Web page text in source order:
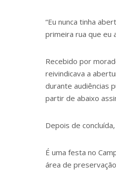
“Eu nunca tinha
primeira rua que eu
Recebido por
reivindicava a
durante audiências
partir de abaixo
Depois de
É uma festa no
área de